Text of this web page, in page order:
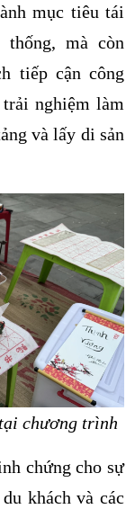
mục tiêu tái
mà còn
tiếp cận công
nghiệm làm
và lấy di sản
chương trình
chứng cho sự
khách và các